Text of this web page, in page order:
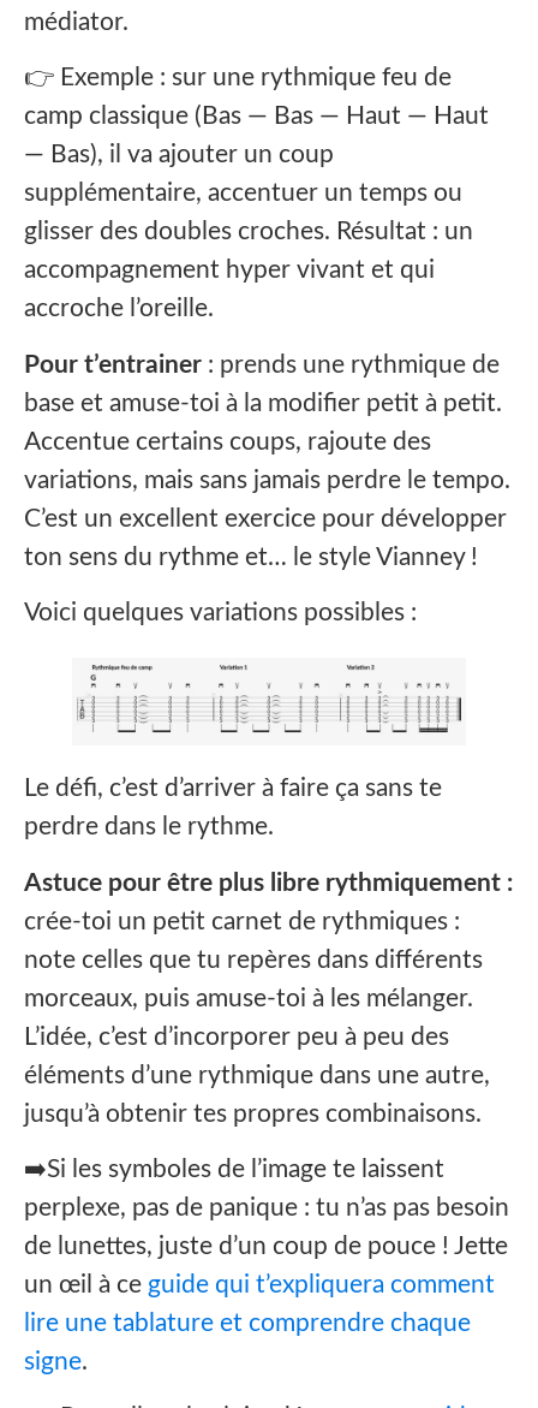
médiator.
👉 Exemple : sur une rythmique feu de
camp classique (Bas — Bas — Haut — Haut
— Bas), il va ajouter un coup
supplémentaire, accentuer un temps ou
glisser des doubles croches. Résultat : un
accompagnement hyper vivant et qui
accroche l’oreille.
Pour t’entrainer : prends une rythmique de
base et amuse-toi à la modifier petit à petit.
Accentue certains coups, rajoute des
variations, mais sans jamais perdre le tempo.
C’est un excellent exercice pour développer
ton sens du rythme et… le style Vianney !
Voici quelques variations possibles :
Le défi, c’est d’arriver à faire ça sans te
perdre dans le rythme.
Astuce pour être plus libre rythmiquement :
crée-toi un petit carnet de rythmiques :
note celles que tu repères dans différents
morceaux, puis amuse-toi à les mélanger.
L’idée, c’est d’incorporer peu à peu des
éléments d’une rythmique dans une autre,
jusqu’à obtenir tes propres combinaisons.
➡️Si les symboles de l’image te laissent
perplexe, pas de panique : tu n’as pas besoin
de lunettes, juste d’un coup de pouce ! Jette
un œil à ce guide qui t’expliquera comment
lire une tablature et comprendre chaque
signe.